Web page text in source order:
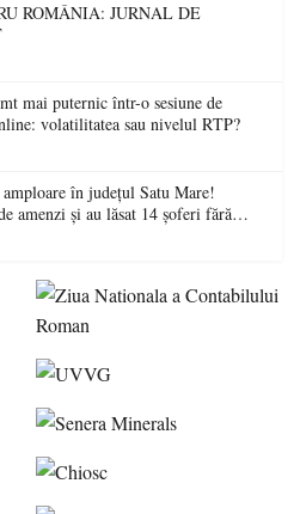
ROMÂNIA: JURNAL DE
mai puternic într-o sesiune de
volatilitatea sau nivelul RTP?
în județul Satu Mare!
amenzi și au lăsat 14 șoferi fără